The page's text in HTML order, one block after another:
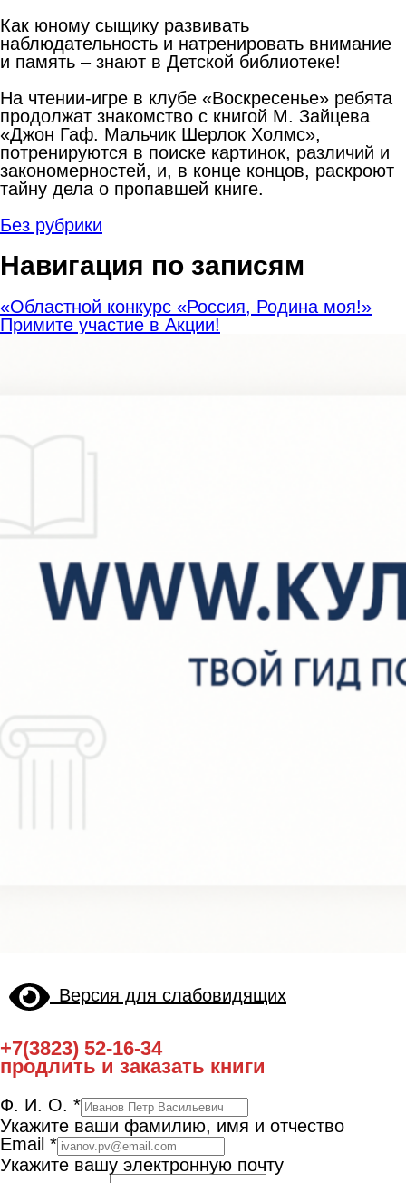
Как юному сыщику развивать
наблюдательность и натренировать внимание
и память – знают в Детской библиотеке!
На чтении-игре в клубе «Воскресенье» ребята
продолжат знакомство с книгой М. Зайцева
«Джон Гаф. Мальчик Шерлок Холмс»,
потренируются в поиске картинок, различий и
закономерностей, и, в конце концов, раскроют
тайну дела о пропавшей книге.
Без рубрики
Навигация по записям
«Областной конкурс «Россия, Родина моя!»
Примите участие в Акции!
Версия для слабовидящих
+7(3823) 52-16-34
продлить и заказать книги
Ф. И. О. *
Укажите ваши фамилию, имя и отчество
Email *
Укажите вашу электронную почту